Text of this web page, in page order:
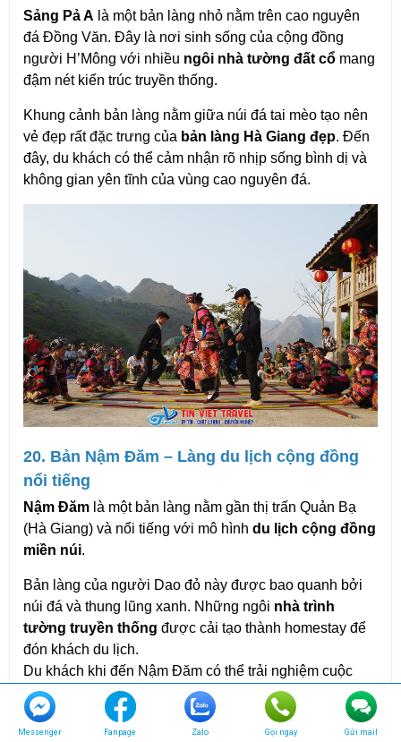
Sảng Pả A là một bản làng nhỏ nằm trên cao nguyên
đá Đồng Văn. Đây là nơi sinh sống của cộng đồng
người H’Mông với nhiều ngôi nhà tường đất cổ mang
đậm nét kiến trúc truyền thống.
Khung cảnh bản làng nằm giữa núi đá tai mèo tạo nên
vẻ đẹp rất đặc trưng của bản làng Hà Giang đẹp. Đến
đây, du khách có thể cảm nhận rõ nhịp sống bình dị và
không gian yên tĩnh của vùng cao nguyên đá.
20. Bản Nậm Đăm – Làng du lịch cộng đồng
nổi tiếng
Nậm Đăm là một bản làng nằm gần thị trấn Quản Bạ
(Hà Giang) và nổi tiếng với mô hình du lịch cộng đồng
miền núi.
Bản làng của người Dao đỏ này được bao quanh bởi
núi đá và thung lũng xanh. Những ngôi nhà trình
tường truyền thống được cải tạo thành homestay để
đón khách du lịch.
Du khách khi đến Nậm Đăm có thể trải nghiệm cuộc
sống địa phương, thưởng thức các món ăn truyền
thống và khám phá văn hóa của người Dao.
Messenger Fanpage Zalo Gọi ngay Gửi mail